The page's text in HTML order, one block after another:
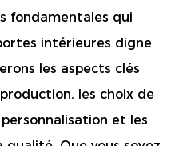
fondamentales qui
intérieures digne
les aspects clés
les choix de
et les